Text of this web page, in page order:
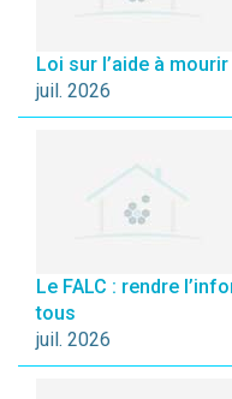
Loi sur l’aide à
juil. 2026
Le FALC : rendre
tous
juil. 2026